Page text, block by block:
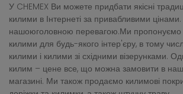
У CHEMEX Ви можете придбати якісні
килими в Інтернеті за привабливими
нашоюголовною перевагою.Ми пропонуємо
килими для будь-якого інтер'єру, в тому
килими і килими зі східними візерунками.
килим – цене все, що можна замовити в
магазині. Ми також продаємо килимові